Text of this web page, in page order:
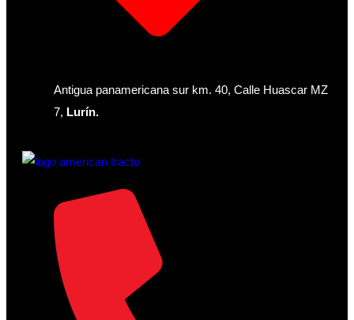
Antigua panamericana sur km. 40, Calle Huascar MZ
7, Lurín.